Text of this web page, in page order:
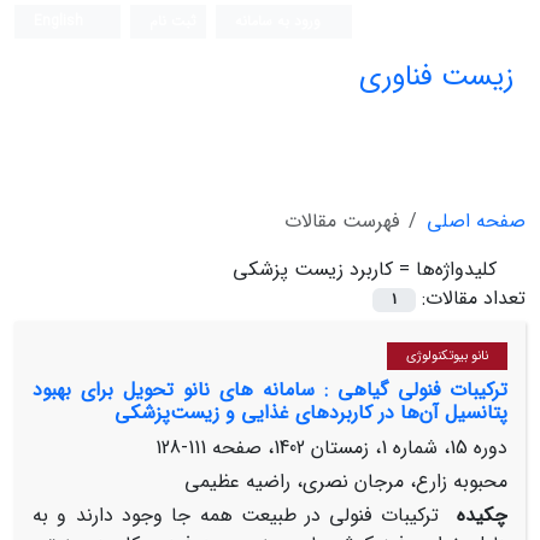
زیست فناوری
صفحه اصلی
فهرست مقالات
کلیدواژه‌ها = کاربرد زیست پزشکی
تعداد مقالات:
1
نانو بیوتکنولوژی
ترکیبات فنولی گیاهی : سامانه های نانو تحویل برای بهبود
پتانسیل آن‌ها در کاربردهای غذایی و زیست‌پزشکی
دوره 15، شماره 1، زمستان 1402، صفحه
111-128
محبوبه زارع، مرجان نصری، راضیه عظیمی
چکیده
ترکیبات فنولی در طبیعت همه جا وجود دارند و به